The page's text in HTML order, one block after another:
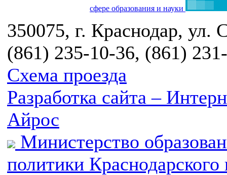
сфере образования и науки
350075, г. Краснодар, ул.
(861) 235-10-36, (861)
Схема проезда
Разработка сайта –
Айрос
Министерство
политики Краснодарского